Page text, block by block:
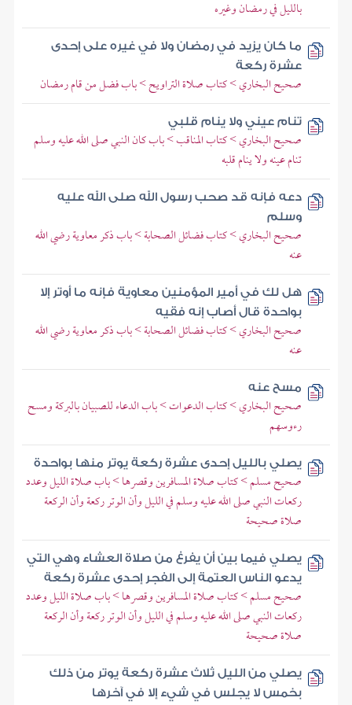
بالليل في رمضان وغيره
ما كان يزيد في رمضان ولا في غيره على إحدى
عشرة ركعة
صحيح البخاري > كتاب صلاة التراويح > باب فضل من قام رمضان
تنام عيني ولا ينام قلبي
صحيح البخاري > كتاب المناقب > باب كان النبي صلى الله عليه وسلم
تنام عينه ولا ينام قلبه
دعه فإنه قد صحب رسول الله صلى الله عليه
وسلم
صحيح البخاري > كتاب فضائل الصحابة > باب ذكر معاوية رضي الله
عنه
هل لك في أمير المؤمنين معاوية فإنه ما أوتر إلا
بواحدة قال أصاب إنه فقيه
صحيح البخاري > كتاب فضائل الصحابة > باب ذكر معاوية رضي الله
عنه
مسح عنه
صحيح البخاري > كتاب الدعوات > باب الدعاء للصبيان بالبركة ومسح
رءوسهم
يصلي بالليل إحدى عشرة ركعة يوتر منها بواحدة
صحيح مسلم > كتاب صلاة المسافرين وقصرها > باب صلاة الليل وعدد
ركعات النبي صلى الله عليه وسلم في الليل وأن الوتر ركعة وأن الركعة
صلاة صحيحة
يصلي فيما بين أن يفرغ من صلاة العشاء وهي التي
يدعو الناس العتمة إلى الفجر إحدى عشرة ركعة
صحيح مسلم > كتاب صلاة المسافرين وقصرها > باب صلاة الليل وعدد
ركعات النبي صلى الله عليه وسلم في الليل وأن الوتر ركعة وأن الركعة
صلاة صحيحة
يصلي من الليل ثلاث عشرة ركعة يوتر من ذلك
بخمس لا يجلس في شيء إلا في آخرها